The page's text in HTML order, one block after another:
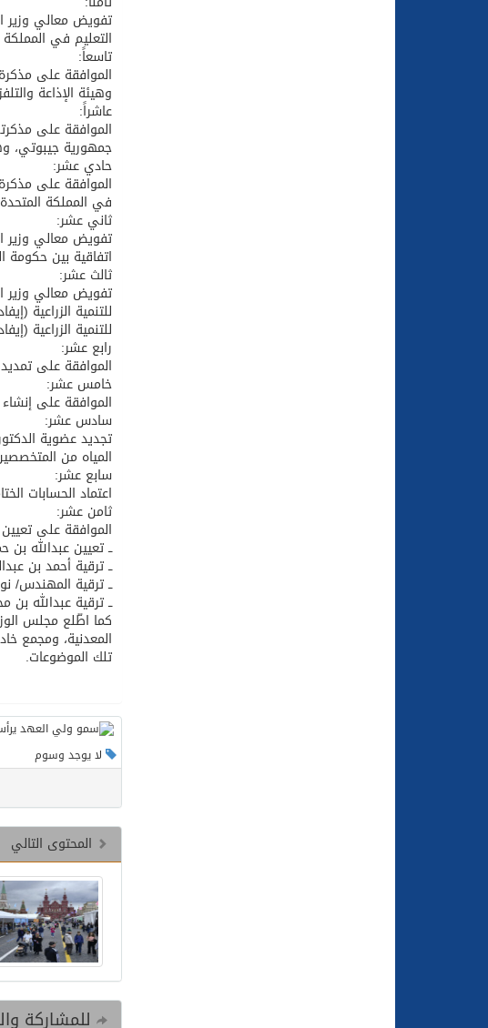
تفويض معالي وزير
التعليم في
تاسعاً:
الموافقة على
وهيئة الإذاعة
عاشراً:
الموافقة على
جمهورية جيبوتي،
حادي عشر:
الموافقة على مذكرة
في المملكة المتحدة
ثاني عشر:
تفويض معالي وزير
اتفاقية بين حكومة
ثالث عشر:
تفويض معالي وزير
للتنمية الزراعية
للتنمية الزراعية
رابع عشر:
الموافقة على
خامس عشر:
الموافقة على إنشاء
سادس عشر:
تجديد عضوية
المياه من
سابع عشر:
اعتماد الحسابات
ثامن عشر:
الموافقة على
ــ تعيين عبدالله
ــ ترقية أحمد بن
ــ ترقية المهندس/
ــ ترقية عبدالله
كما اطّلع مجلس
المعدنية، ومجمع
تلك الموضوعات.
لا يوجد وسوم
المحتوى التالي
للمشاركة